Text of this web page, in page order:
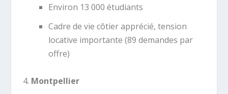
Environ 13 000 étudiants
Cadre de vie côtier apprécié, tension
locative importante (89 demandes par
offre)
Montpellier